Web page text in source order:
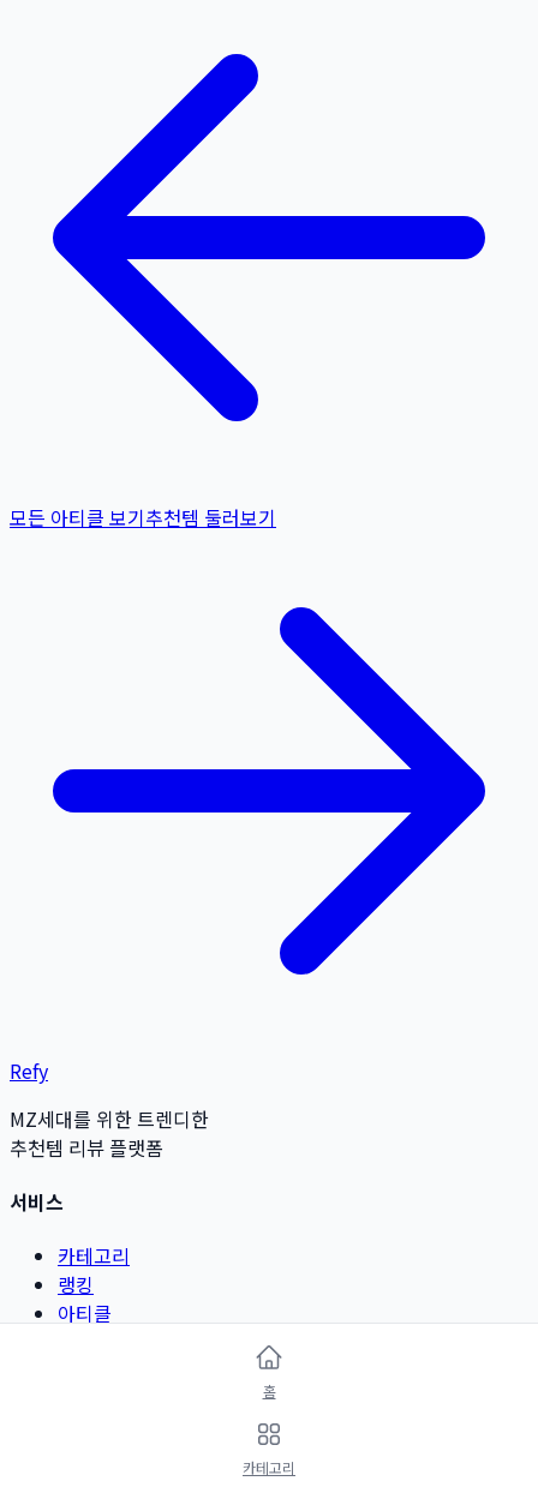
모든 아티클 보기추천템 둘러보기
Refy
MZ세대를 위한 트렌디한
추천템 리뷰 플랫폼
서비스
카테고리
랭킹
아티클
홈
카테고리